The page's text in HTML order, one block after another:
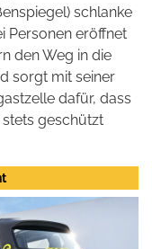
schlanke
Personen eröffnet
den Weg in die
sorgt mit seiner
dafür, dass
geschützt